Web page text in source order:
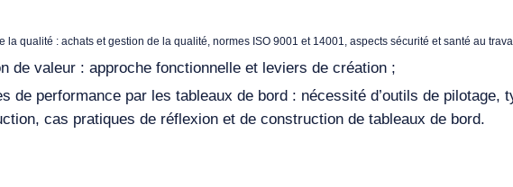
la qualité : achats et gestion de la qualité, normes ISO 9001 et 14001, aspects sécurité et santé au
de valeur : approche fonctionnelle et leviers de création ;
de performance par les tableaux de bord : nécessité d’outils de pilotage,
cas pratiques de réflexion et de construction de tableaux de bord.